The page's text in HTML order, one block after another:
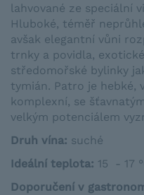
lahvované ze speciální
Hluboké, téměř
avšak elegantní vůni
trnky a povidla,
středomořské bylinky
tymián. Patro je hebké,
komplexní, se
velkým potenciálem
Druh vína: suché
Ideální teplota: 15 - 17
Doporučení v